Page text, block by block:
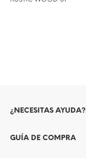
¿NECESITAS AYUDA?
GUÍA DE COMPRA